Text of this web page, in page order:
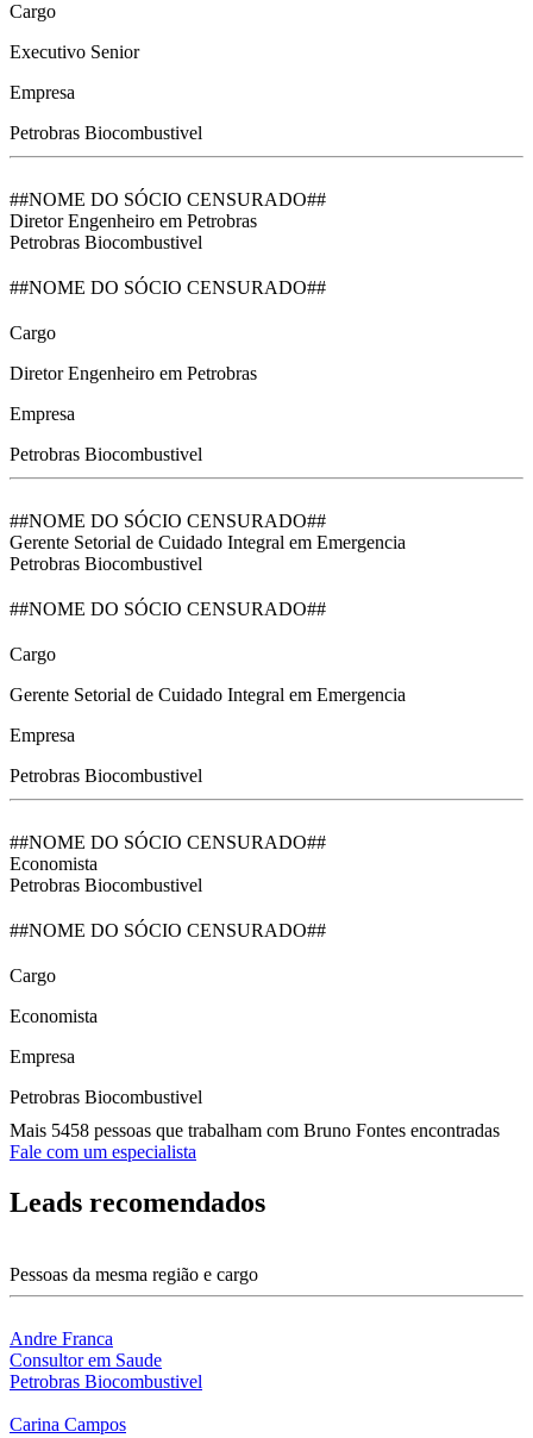
Cargo
Executivo Senior
Empresa
Petrobras Biocombustivel
##NOME DO SÓCIO CENSURADO##
Diretor Engenheiro em Petrobras
Petrobras Biocombustivel
##NOME DO SÓCIO CENSURADO##
Cargo
Diretor Engenheiro em Petrobras
Empresa
Petrobras Biocombustivel
##NOME DO SÓCIO CENSURADO##
Gerente Setorial de Cuidado Integral em Emergencia
Petrobras Biocombustivel
##NOME DO SÓCIO CENSURADO##
Cargo
Gerente Setorial de Cuidado Integral em Emergencia
Empresa
Petrobras Biocombustivel
##NOME DO SÓCIO CENSURADO##
Economista
Petrobras Biocombustivel
##NOME DO SÓCIO CENSURADO##
Cargo
Economista
Empresa
Petrobras Biocombustivel
Mais 5458 pessoas que trabalham com Bruno Fontes encontradas
Fale com um especialista
Leads recomendados
Pessoas da mesma região e cargo
Andre Franca
Consultor em Saude
Petrobras Biocombustivel
Carina Campos